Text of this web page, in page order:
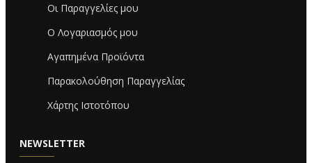
Οι Παραγγελίες μου
Ο Λογαριασμός μου
Αγαπημένα Προϊόντα
Παρακολούθηση Παραγγελίας
Χάρτης Ιστοτόπου
NEWSLETTER